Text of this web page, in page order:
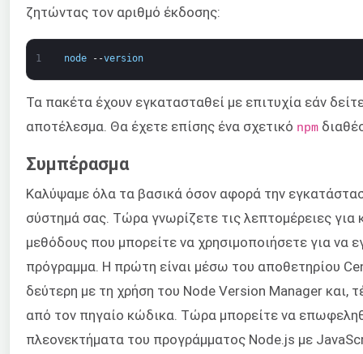
ζητώντας τον αριθμό έκδοσης:
1 node --version
Τα πακέτα έχουν εγκατασταθεί με επιτυχία εάν
αποτέλεσμα. Θα έχετε επίσης ένα σχετικό npm
Συμπέρασμα
Καλύψαμε όλα τα βασικά όσον αφορά την
σύστημά σας. Τώρα γνωρίζετε τις λεπτομέρειες για
μεθόδους που μπορείτε να χρησιμοποιήσετε για να
πρόγραμμα. Η πρώτη είναι μέσω του αποθετηρίου
δεύτερη με τη χρήση του Node Version Manager και,
από τον πηγαίο κώδικα. Τώρα μπορείτε να
πλεονεκτήματα του προγράμματος Node.js με